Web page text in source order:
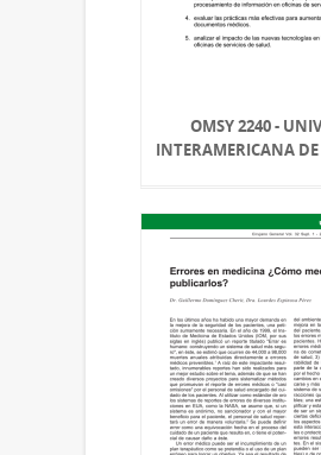
OMSY 2240 -
INTERAMERICANA